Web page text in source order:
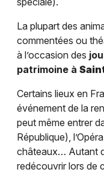
La plupart des
commentées ou
à l’occasion des
patrimoine à
Certains lieux en
événement de la
peut même entrer
République),
châteaux… Autant
redécouvrir lors de